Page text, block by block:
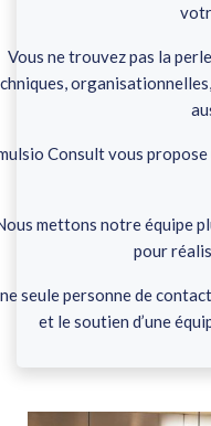
Vous ne trouvez pas la
Consult vous
mettons notre équipe
pour
seule personne de
et le soutien d’une